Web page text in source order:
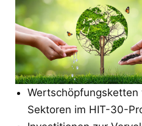
Wertschöpfungsketten
Sektoren im HIT-30-